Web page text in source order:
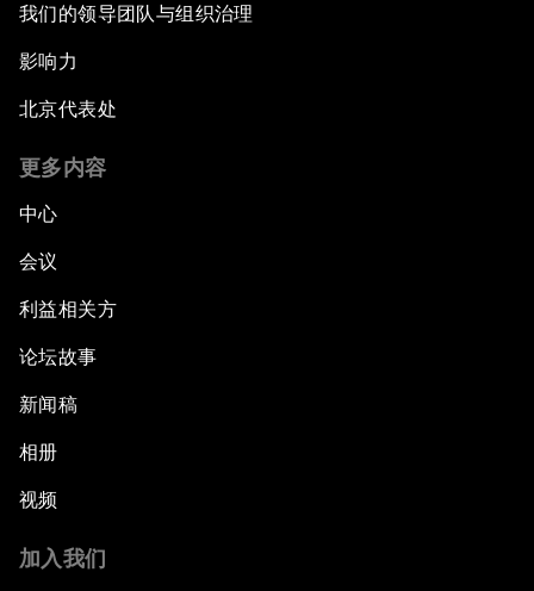
我们的领导团队与组织治理
影响力
北京代表处
更多内容
中心
会议
利益相关方
论坛故事
新闻稿
相册
视频
加入我们